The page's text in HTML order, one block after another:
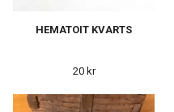
HEMATOIT KVARTS
20 kr